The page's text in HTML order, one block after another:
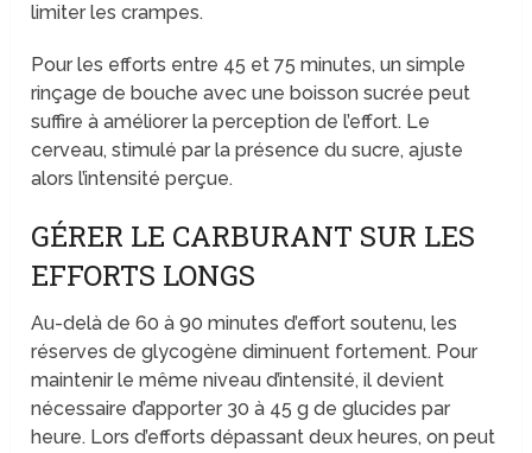
limiter les crampes.
Pour les efforts entre 45 et 75 minutes, un simple
rinçage de bouche avec une boisson sucrée peut
suffire à améliorer la perception de l’effort. Le
cerveau, stimulé par la présence du sucre, ajuste
alors l’intensité perçue.
GÉRER LE CARBURANT SUR LES
EFFORTS LONGS
Au-delà de 60 à 90 minutes d’effort soutenu, les
réserves de glycogène diminuent fortement. Pour
maintenir le même niveau d’intensité, il devient
nécessaire d’apporter 30 à 45 g de glucides par
heure. Lors d’efforts dépassant deux heures, on peut